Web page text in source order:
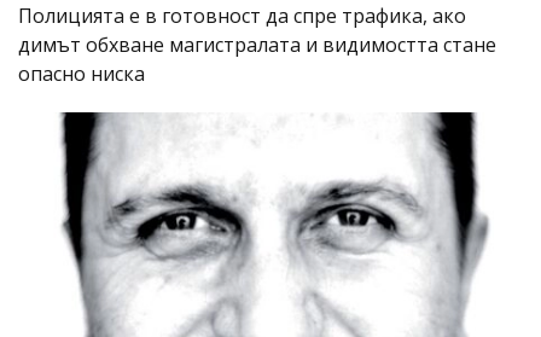
Полицията е в готовност да спре трафика, ако
димът обхване магистралата и видимостта стане
опасно ниска